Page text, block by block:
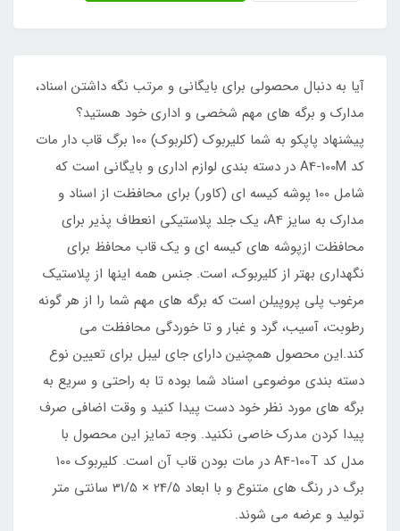
آیا به دنبال محصولی برای بایگانی و مرتب نگه داشتن اسناد،
مدارک و برگه های مهم شخصی و اداری خود هستید؟
پیشنهاد پاپکو به شما کلیربوک (کلربوک) 100 برگ قاب دار مات
کد A4-100M در دسته بندی لوازم اداری و بایگانی است که
شامل 100 پوشه کیسه ای (کاور) برای محافظت از اسناد و
مدارک به سایز A4، یک جلد پلاستیکی انعطاف پذیر برای
محافظت ازپوشه های کیسه ای و یک قاب محافظ برای
نگهداری بهتر از کلیربوک، است. جنس همه اینها از پلاستیک
مرغوب پلی پروپیلن است که برگه های مهم شما را از هر گونه
رطوبت، آسیب، گرد و غبار و تا خوردگی محافظت می
کند.این محصول همچنین دارای جای لیبل برای تعیین نوع
دسته بندی موضوعی اسناد شما بوده تا به راحتی و سریع به
برگه های مورد نظر خود دست پیدا کنید و وقت اضافی صرف
پیدا کردن مدرک خاصی نکنید. وجه تمایز این محصول با
مدل کد A4-100T در مات بودن قاب آن است. کلیربوک 100
برگ در رنگ های متنوع و با ابعاد 24/5 × 31/5 سانتی متر
تولید و عرضه می شوند.